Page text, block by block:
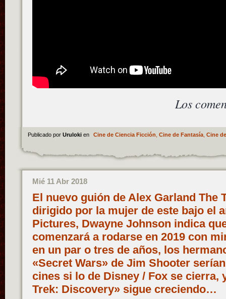
Los
Publicado por Uruloki en Cine de Ciencia Ficción Cine de Fantasía, Cine
Mié 11 Abr 2018
El nuevo guión de Alex Garland The
dirigido por la mujer de este bajo el
Pictures, Dwayne Johnson indica
comenzará a rodarse en 2019 con
en un par o tres de años, los
«Secret Wars» de Jim Shooter
cines si lo de Disney / Fox se cierra,
Trek: Discovery» sigue creciendo…